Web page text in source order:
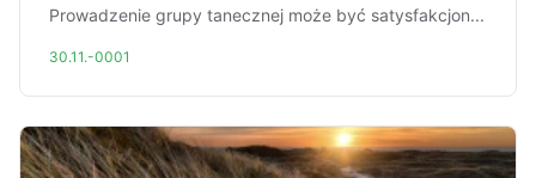
Prowadzenie grupy tanecznej może być satysfakcjon...
30.11.-0001